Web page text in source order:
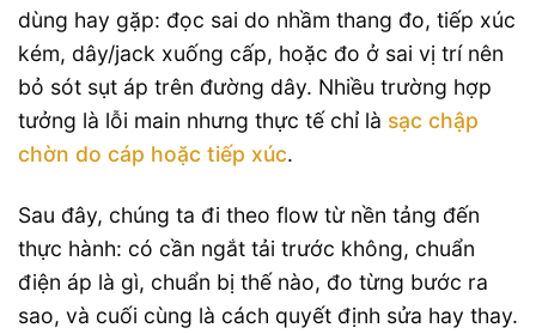
dùng hay gặp: đọc sai do nhầm thang đo, tiếp xúc
kém, dây/jack xuống cấp, hoặc đo ở sai vị trí nên
bỏ sót sụt áp trên đường dây. Nhiều trường hợp
tưởng là lỗi main nhưng thực tế chỉ là sạc chập
chờn do cáp hoặc tiếp xúc.
Sau đây, chúng ta đi theo flow từ nền tảng đến
thực hành: có cần ngắt tải trước không, chuẩn
điện áp là gì, chuẩn bị thế nào, đo từng bước ra
sao, và cuối cùng là cách quyết định sửa hay thay.